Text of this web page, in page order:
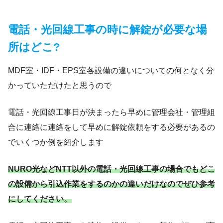
電話・光回線工事の時に解錠が必要な場
所はどこ?
MDF室・IDF・EPS室各設備の違いについての何となく分
かっていただけたと思うので
電話・光回線工事日が決まったら早めに管理会社・管理組
合に連絡に連絡をして早めに解錠依頼をする必要があるの
でいくつか例を紹介します
NURO光などNTT以外の電話・光回線工事の場合でもどこ
の設備から引込作業をするのかの違いだけなのでぜひ参考
にしてください。